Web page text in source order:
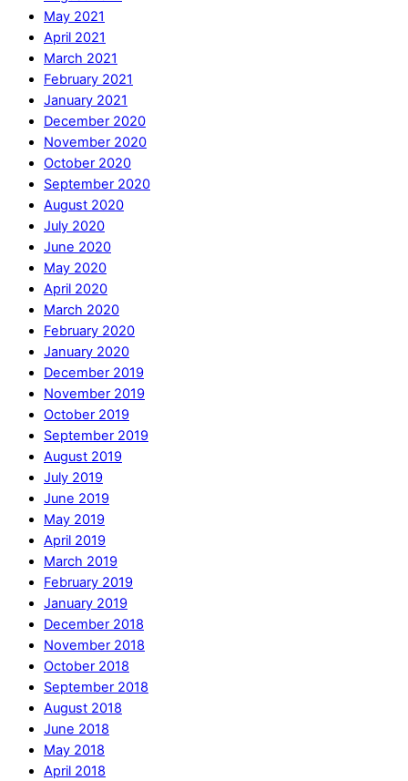
May 2021
April 2021
March 2021
February 2021
January 2021
December 2020
November 2020
October 2020
September 2020
August 2020
July 2020
June 2020
May 2020
April 2020
March 2020
February 2020
January 2020
December 2019
November 2019
October 2019
September 2019
August 2019
July 2019
June 2019
May 2019
April 2019
March 2019
February 2019
January 2019
December 2018
November 2018
October 2018
September 2018
August 2018
June 2018
May 2018
April 2018